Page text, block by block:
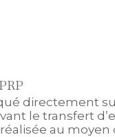
directement
le transfert
au moyen